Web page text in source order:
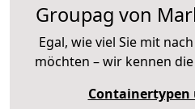
Groupag von
Egal, wie viel Sie mit
möchten – wir kennen
Containertypen